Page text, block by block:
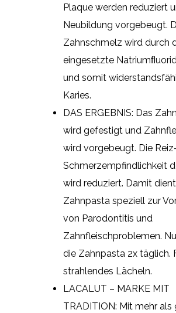
Plaque werden reduziert
Neubildung vorgebeugt.
Zahnschmelz wird durch
eingesetzte
und somit
Karies.
DAS ERGEBNIS: Das
wird gefestigt und
wird vorgebeugt. Die
Schmerzempfindlichkeit
wird reduziert. Damit
Zahnpasta speziell zur
von Parodontitis und
Zahnfleischproblemen.
die Zahnpasta 2x täglich.
strahlendes Lächeln.
LACALUT – MARKE MIT
TRADITION: Mit mehr als